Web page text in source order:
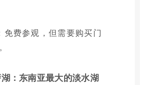
免费参观，但需要购买门
：东南亚最大的淡水湖